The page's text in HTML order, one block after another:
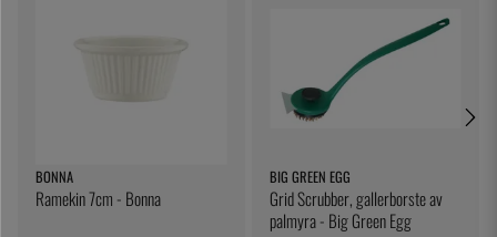
BONNA
Ramekin 7cm - Bonna
BIG GREEN EGG
Grid Scrubber, gallerborste av
palmyra - Big Green Egg